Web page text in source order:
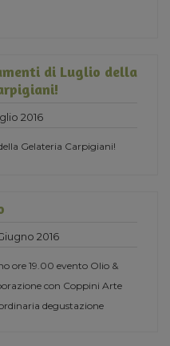
di Luglio della
2016
Gelateria Carpigiani!
2016
ore 19.00 evento Olio &
con Coppini Arte
degustazione